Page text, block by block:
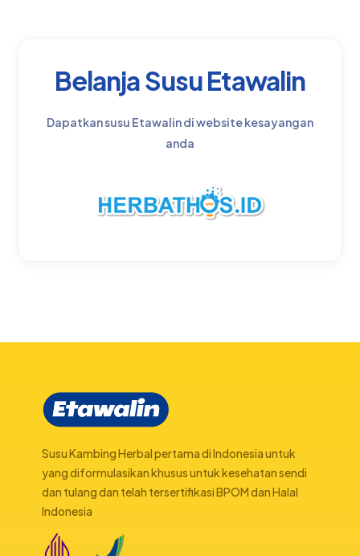
Belanja Susu Etawalin
Dapatkan susu Etawalin di website kesayangan
anda
Susu Kambing Herbal pertama di Indonesia untuk
yang diformulasikan khusus untuk kesehatan sendi
dan tulang dan telah tersertifikasi BPOM dan Halal
Indonesia